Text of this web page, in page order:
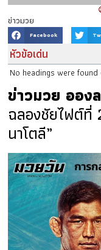
ข่าวมวย
Facebook
หัวข้อเด่น
No headings were
ข่าวมวย ออง
ฉลองชัยไฟต์ที่
นาโตลี”